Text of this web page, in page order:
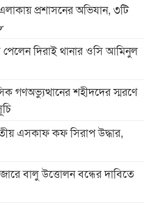
প্রশাসনের অভিযান, ৩টি
পেলেন দিরাই থানার ওসি আমিনুল
গণঅভ্যুত্থানের শহীদদের স্মরণে
এসকাফ কফ সিরাপ উদ্ধার,
বালু উত্তোলন বন্ধের দাবিতে